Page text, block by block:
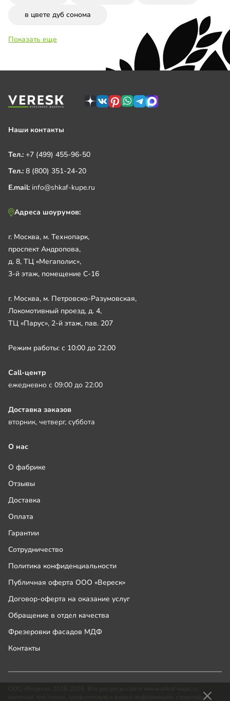
в цвете дуб сонома
Показать еще
Наши контакты
Тел.: +7 (499) 455-96-50
Тел.: 8 (800) 351-24-20
E.mail: info@shkaf-kupe.ru
Адреса шоурумов:
г. Москва, м. Технопарк,
проспект Андропова,
д. 8, ТЦ «Мегаполис»,
3-й этаж, помещение С-16
г. Москва, м. Петровско-Разумовская,
Локомотивный проезд, д. 4,
ТЦ «Парус», 2-й этаж, пав. 207
Режим работы: с 10:00 до 22:00
Call-центр
ежедневно с 09:00 до 22:00
Доставка заказов
вторник, четверг, суббота
О нас
О фабрике
Отзывы
Доставка
Оплата
Гарантии
Сотрудничество
Политика конфиденциальности
Публичная оферта ООО «Вереск»
Договор-оферта на оказание услуг
Обращение в отдел качества
Фрезеровки фасадов МДФ
Контакты
включая текстовую, графическую и видео информацию, структуру и